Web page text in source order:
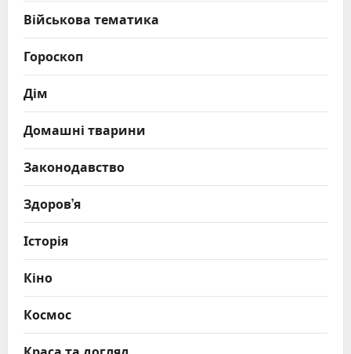
Військова тематика
Гороскоп
Дім
Домашні тварини
Законодавство
Здоров’я
Історія
Кіно
Космос